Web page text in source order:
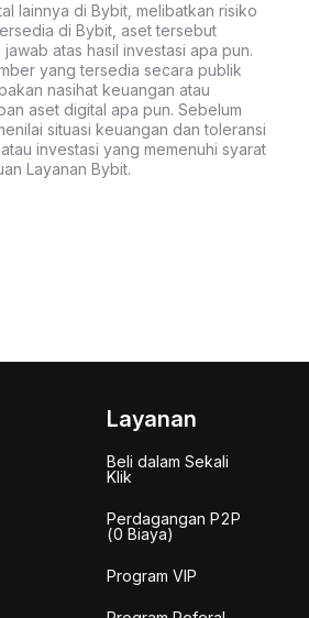
lainnya di Bybit, melibatkan risiko
di Bybit, aset tersebut
atas hasil investasi apa pun.
yang tersedia secara publik
nasihat keuangan atau
aset digital apa pun. Sebelum
situasi keuangan dan toleransi
investasi yang memenuhi syarat
Layanan Bybit.
Layanan
Beli dalam Sekali
Klik
Perdagangan P2P
(0 Biaya)
Program VIP